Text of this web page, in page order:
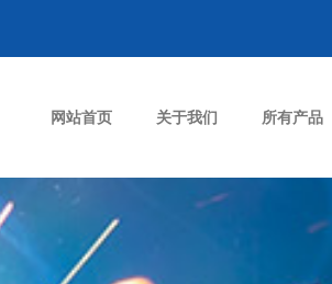
网站首页 关于我们 所有产品